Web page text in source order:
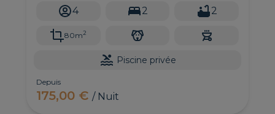
beaucoup d'espace pour jouer avec des vues
fabuleuses et un petit jardin.
4 2 2
80m2
Piscine privée
Depuis
175,00 €/ Nuit